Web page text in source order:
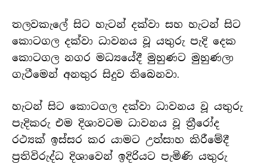
තලවකැලේ සිට හැටන් දක්වා සහ හැටන් සිට
කොටගල දක්වා ධාවනය වූ යතුරු පැදි දෙක
කොටගල නගර මධ්‍යයේදී මුහුණට මුහුණලා
ගැටීමෙන් අනතුර සිදුව තිබෙනවා.
හැටන් සිට කොටගල දක්වා ධාවනය වූ යතුරු
පැදිකරු එම දිශාවටම ධාවනය වූ ත්‍රීරෝද
රථ්‍යක් ඉස්සර කර යාමට උත්සාහ කිරීමේදී
ප්‍රතිවිරුද්ධ දිශාවෙන් ඉදිරියට පැමිණි යතුරු